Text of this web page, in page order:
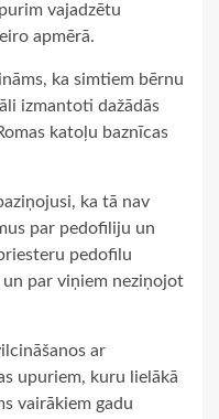
vajadzētu
apmērā.
ka simtiem bērnu
izmantoti dažādās
katoļu baznīcas
ka tā nav
par pedofiliju un
pedofilu
par viņiem neziņojot
ar
upuriem, kuru lielākā
vairākiem gadu